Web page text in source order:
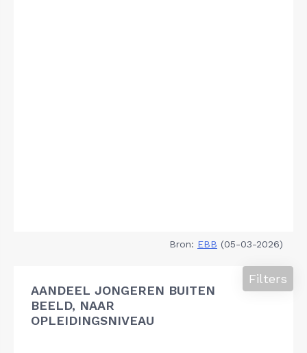
Bron: EBB (05-03-2026)
AANDEEL JONGEREN BUITEN
BEELD, NAAR
OPLEIDINGSNIVEAU
Filters